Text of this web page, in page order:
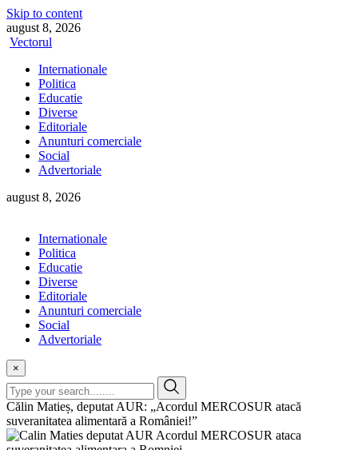
Skip to content
august 8, 2026
Vectorul
Internationale
Politica
Educatie
Diverse
Editoriale
Anunturi comerciale
Social
Advertoriale
august 8, 2026
Internationale
Politica
Educatie
Diverse
Editoriale
Anunturi comerciale
Social
Advertoriale
×
Călin Matieș, deputat AUR: „Acordul MERCOSUR atacă
suveranitatea alimentară a României!”